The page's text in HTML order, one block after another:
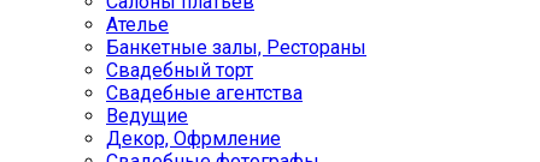
Ателье
Банкетные залы, Рестораны
Свадебный торт
Свадебные агентства
Ведущие
Декор, Офрмление